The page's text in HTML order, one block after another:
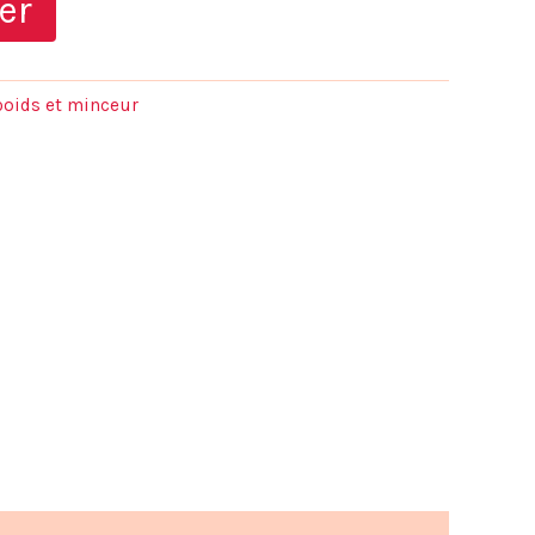
actuel
est :et minceur